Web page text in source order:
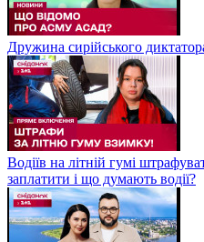
Дружина сирійського
Водіїв на літній гумі
заплатити і що думають водії?